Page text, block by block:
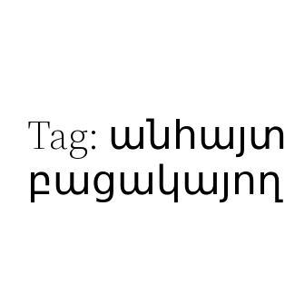
Tag: անհայտ
բացակայող